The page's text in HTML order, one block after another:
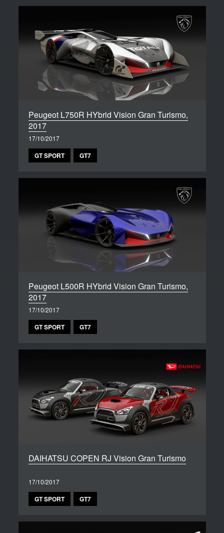
Peugeot L750R HYbrid Vision Gran Turismo,
2017
17/10/2017
GT SPORT GT7
Peugeot L500R HYbrid Vision Gran Turismo,
2017
17/10/2017
GT SPORT GT7
DAIHATSU COPEN RJ Vision Gran Turismo
17/10/2017
GT SPORT GT7